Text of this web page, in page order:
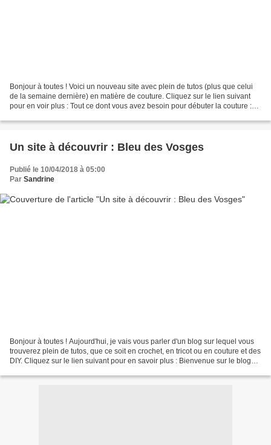
Bonjour à toutes ! Voici un nouveau site avec plein de tutos (plus que celui
de la semaine dernière) en matière de couture. Cliquez sur le lien suivant
pour en voir plus : Tout ce dont vous avez besoin pour débuter la couture :
Un site à découvrir : Bleu des Vosges
Publié le 10/04/2018 à 05:00
Par Sandrine
Bonjour à toutes ! Aujourd'hui, je vais vous parler d'un blog sur lequel vous
trouverez plein de tutos, que ce soit en crochet, en tricot ou en couture et des
DIY. Cliquez sur le lien suivant pour en savoir plus : Bienvenue sur le blog